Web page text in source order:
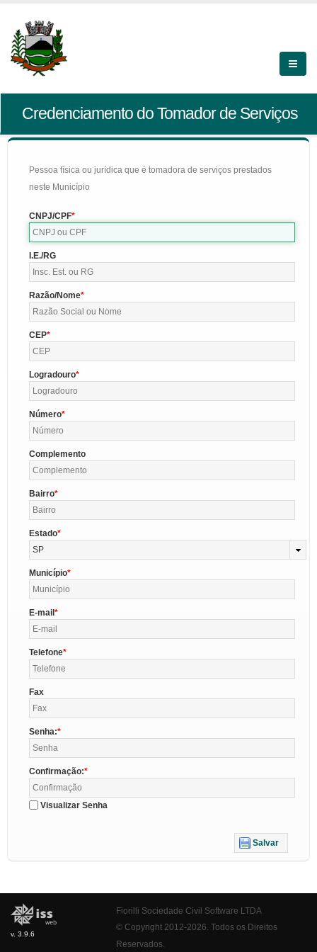
Credenciamento do Tomador de Serviços
Pessoa física ou jurídica que é tomadora de serviços prestados
neste Município
CNPJ/CPF
I.E./RG
Razão/Nome
CEP
Logradouro
Número
Complemento
Bairro
Estado
SP
Município
E-mail
Telefone
Fax
Senha:
Confirmação:
Visualizar Senha
Salvar
v. 3.9.6
Fiorilli Sociedade Civil Software LTDA
© Copyright 2012-2026. Todos os Direitos
Reservados.